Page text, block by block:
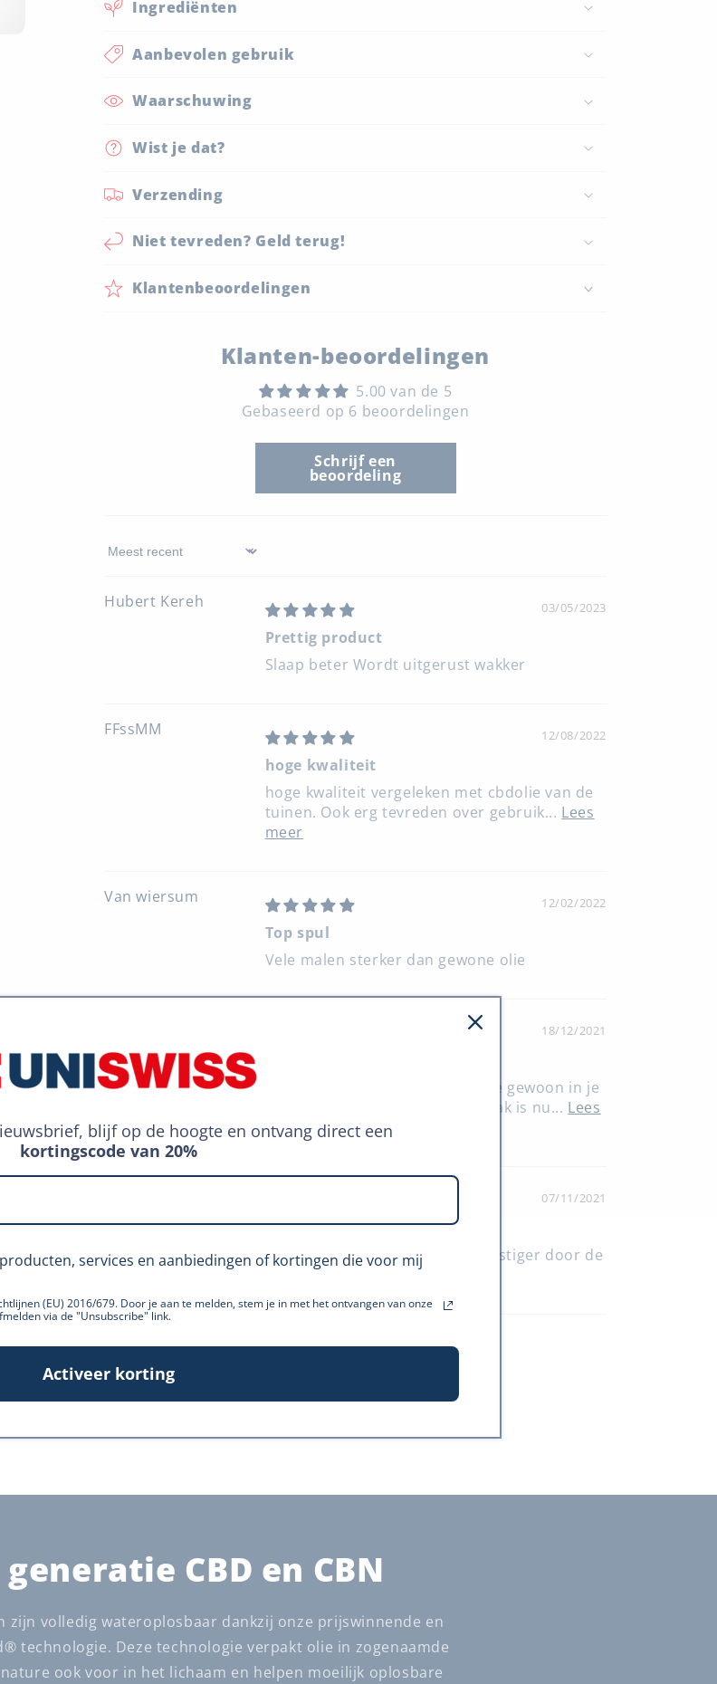
Ingrediënten
Aanbevolen gebruik
Waarschuwing
Wist je dat?
Verzending
Niet tevreden? Geld terug!
Klantenbeoordelingen
Klanten-beoordelingen
5.00 van de 5
Gebaseerd op 6 beoordelingen
Schrijf een
beoordeling
Sort by
Hubert Kereh 03/05/2023
Prettig product
Slaap beter Wordt uitgerust wakker
FFssMM 12/08/2022
hoge kwaliteit
hoge kwaliteit vergeleken met cbdolie van de
tuinen. Ook erg tevreden over gebruik... Lees
meer
Van wiersum 12/02/2022
Top spul
Vele malen sterker dan gewone olie
18/12/2021
Erg goede c b d. Beter ook dat je gewoon in je
drinken kan druppelen. De smaak is nu... Lees
meer
07/11/2021
Prettig middeltje
Ik slaap beter en voel me wat rustiger door de
Meer laden
CBD en CBN
zijn volledig wateroplosbaar dankzij onze prijswinnende en
technologie. Deze technologie verpakt olie in zogenaamde
ook voor in het lichaam en helpen moeilijk oplosbare
blijf op de hoogte en ontvang direct een
kortingscode van 20%
services en aanbiedingen of kortingen die voor mij
(EU) 2016/679. Door je aan te melden, stem je in met het ontvangen van onze
via de "Unsubscribe" link.
Activeer korting